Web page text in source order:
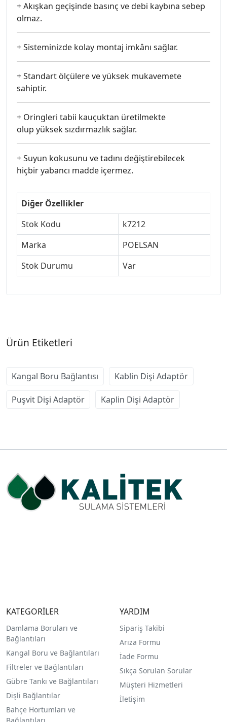
+ Akışkan geçişinde basınç ve debi kaybına sebep
olmaz.
+ Sisteminizde kolay montaj imkânı sağlar.
+ Standart ölçülere ve yüksek mukavemete
sahiptir.
+ Oringleri tabii kauçuktan üretilmekte
olup yüksek sızdırmazlık sağlar.
+ Suyun kokusunu ve tadını değiştirebilecek
hiçbir yabancı madde içermez.
Diğer Özellikler
Stok Kodu
k7212
Marka
POELSAN
Stok Durumu
Var
Ürün Etiketleri
Kangal Boru Bağlantısı Kablin Dişi Adaptör
Puşvit Dişi Adaptör Kaplin Dişi Adaptör
KATEGORİLER
Damlama Boruları ve
Bağlantıları
Kangal Boru ve Bağlantıları
Filtreler ve Bağlantıları
Gübre Tankı ve Bağlantıları
Dişli Bağlantılar
Bahçe Hortumları ve
Bağlantıları
YARDIM
Sipariş Takibi
Arıza Formu
İade Formu
Sıkça Sorulan Sorular
Müşteri Hizmetleri
İletişim